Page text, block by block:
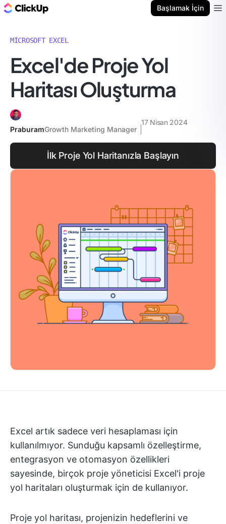
Başlamak İçin
MICROSOFT EXCEL
Excel'de Proje Yol
Haritası Oluşturma
PraburamGrowth Marketing Manager
17 Nisan 2024
İlk Proje Yol Haritanızla Başlayın
Excel artık sadece veri hesaplaması için
kullanılmıyor. Sunduğu kapsamlı özelleştirme,
entegrasyon ve otomasyon özellikleri
sayesinde, birçok proje yöneticisi Excel'i proje
yol haritaları oluşturmak için de kullanıyor.
Proje yol haritası, projenizin hedeflerini ve